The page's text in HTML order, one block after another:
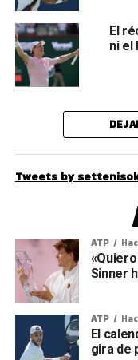
El
ni el
Tweets by
ATP
Sinner
ATP
El
gira de